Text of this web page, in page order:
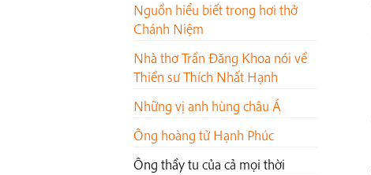
Nguồn hiểu biết trong hơi thở
Chánh Niệm
Nhà thơ Trần Đăng Khoa nói về
Thiền sư Thích Nhất Hạnh
Những vị anh hùng châu Á
Ông hoàng tử Hạnh Phúc
Ông thầy tu của cả mọi thời